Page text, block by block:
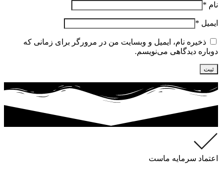
نام *
ایمیل *
ذخیره نام، ایمیل و وبسایت من در مرورگر برای زمانی که
دوباره دیدگاهی می‌نویسم.
اعتماد سرمایه ماست